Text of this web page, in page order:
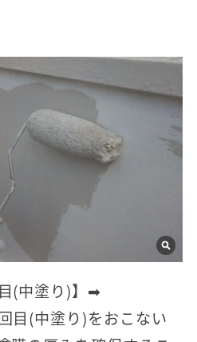
(中塗り)】➡
目(中塗り)をおこない